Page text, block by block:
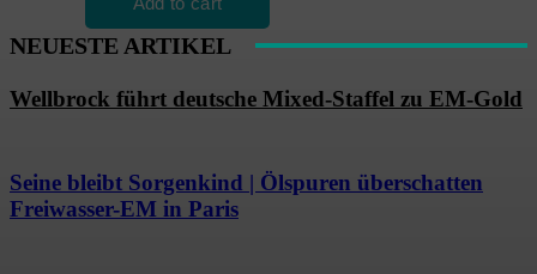
NEUESTE ARTIKEL
Wellbrock führt deutsche Mixed-Staffel zu EM-Gold
Seine bleibt Sorgenkind | Ölspuren überschatten
Freiwasser-EM in Paris